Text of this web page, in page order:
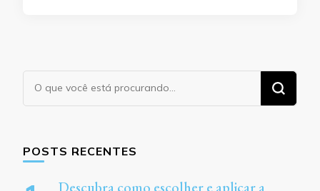
Procurando
algo?
POSTS RECENTES